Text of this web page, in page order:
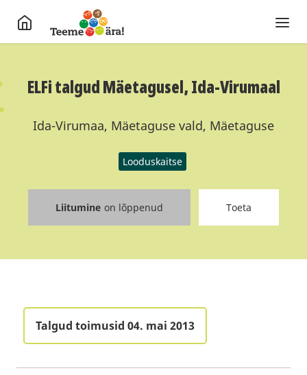
ELFi talgud Mäetagusel, Ida-Virumaal
Ida-Virumaa, Mäetaguse vald, Mäetaguse
Looduskaitse
Liitumine on lõppenud Toeta
Talgud toimusid 04. mai 2013